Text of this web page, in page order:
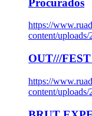
https://
content/
OUT///FEST
https://
content/